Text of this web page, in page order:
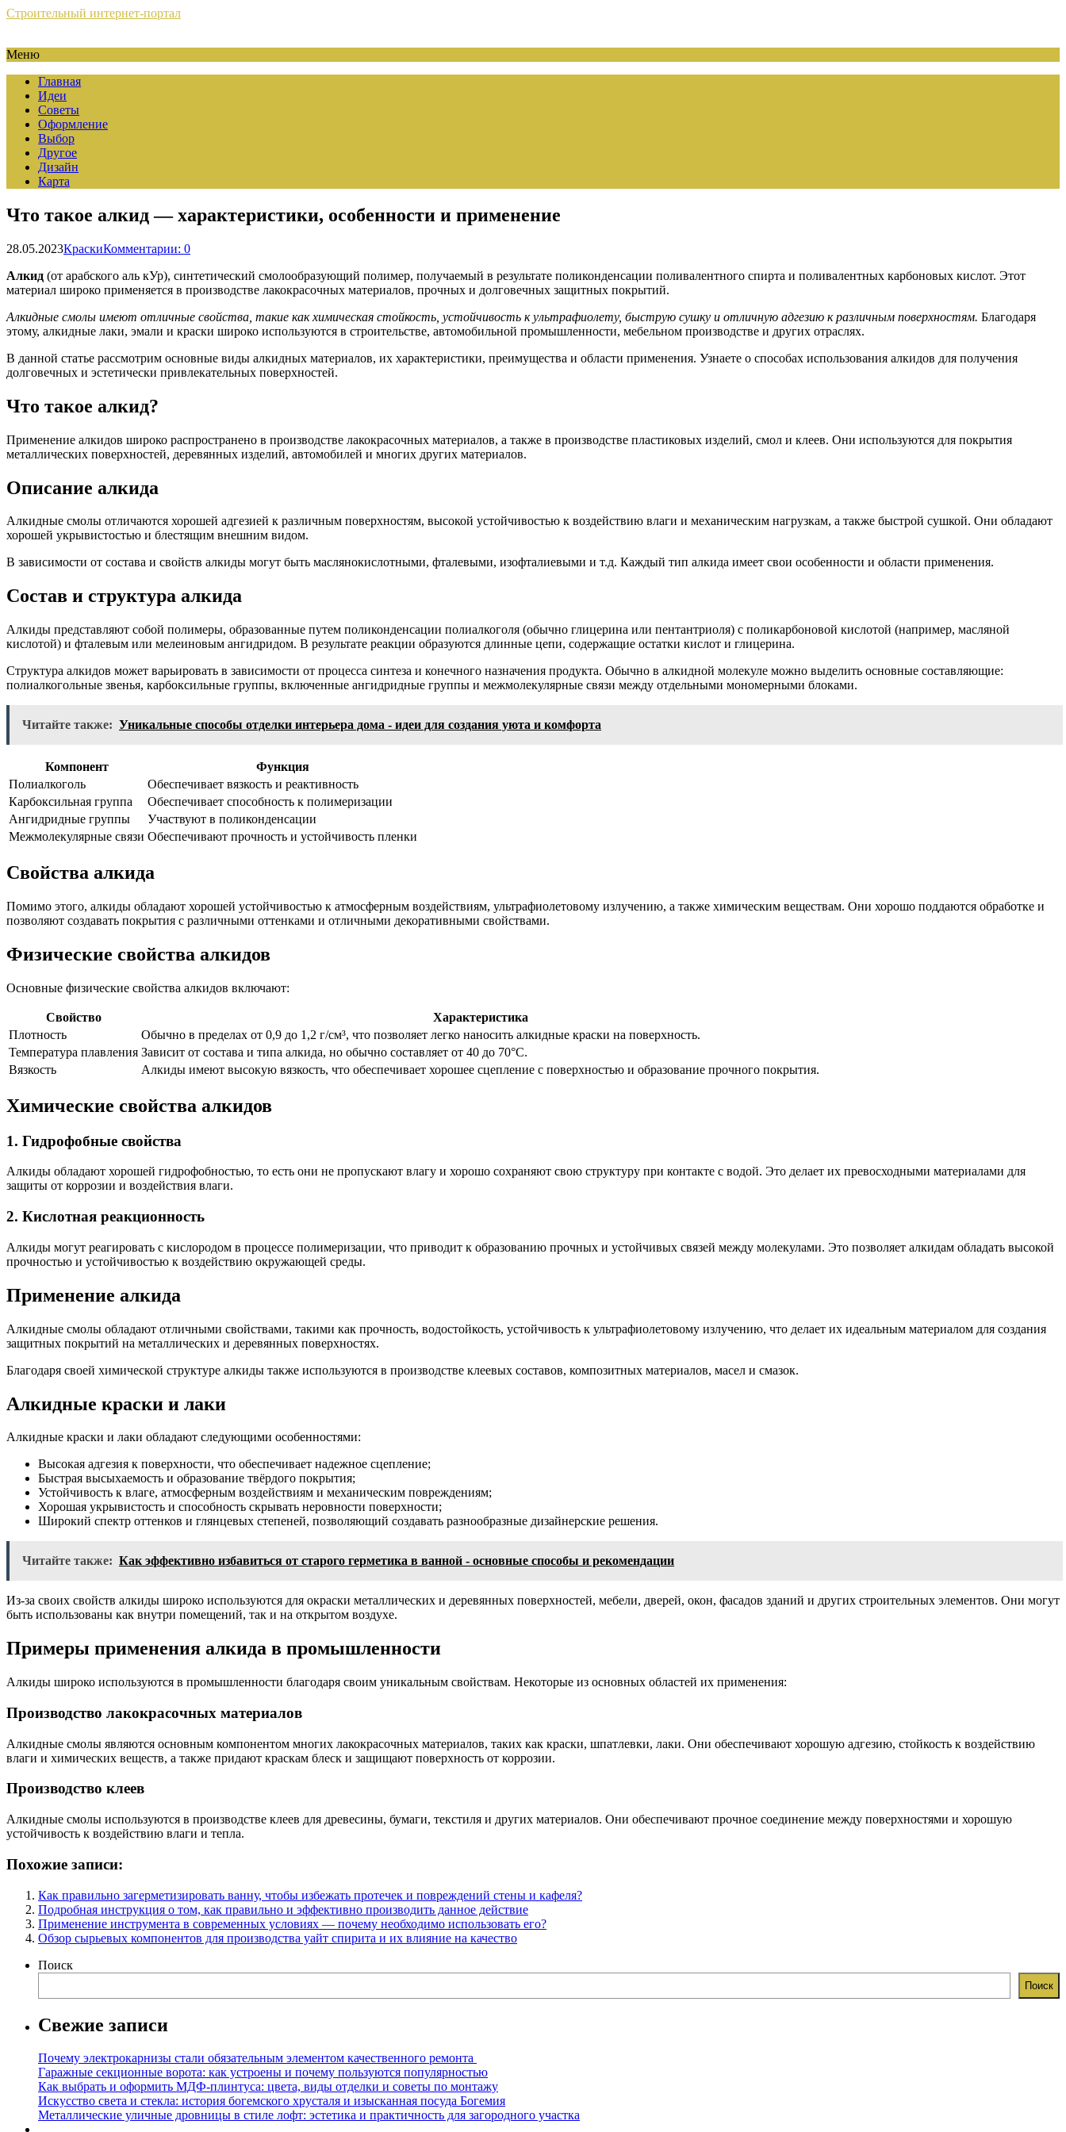
Строительный интернет-портал
Меню
Главная
Идеи
Советы
Оформление
Выбор
Другое
Дизайн
Карта
Что такое алкид — характеристики, особенности и применение
28.05.2023КраскиКомментарии: 0
Алкид (от арабского аль кУр), синтетический смолообразующий полимер, получаемый в результате поликонденсации поливалентного спирта и поливалентных карбоновых кислот. Этот
материал широко применяется в производстве лакокрасочных материалов, прочных и долговечных защитных покрытий.
Алкидные смолы имеют отличные свойства, такие как химическая стойкость, устойчивость к ультрафиолету, быструю сушку и отличную адгезию к различным поверхностям. Благодаря
этому, алкидные лаки, эмали и краски широко используются в строительстве, автомобильной промышленности, мебельном производстве и других отраслях.
В данной статье рассмотрим основные виды алкидных материалов, их характеристики, преимущества и области применения. Узнаете о способах использования алкидов для получения
долговечных и эстетически привлекательных поверхностей.
Что такое алкид?
Применение алкидов широко распространено в производстве лакокрасочных материалов, а также в производстве пластиковых изделий, смол и клеев. Они используются для покрытия
металлических поверхностей, деревянных изделий, автомобилей и многих других материалов.
Описание алкида
Алкидные смолы отличаются хорошей адгезией к различным поверхностям, высокой устойчивостью к воздействию влаги и механическим нагрузкам, а также быстрой сушкой. Они обладают
хорошей укрывистостью и блестящим внешним видом.
В зависимости от состава и свойств алкиды могут быть маслянокислотными, фталевыми, изофталиевыми и т.д. Каждый тип алкида имеет свои особенности и области применения.
Состав и структура алкида
Алкиды представляют собой полимеры, образованные путем поликонденсации полиалкоголя (обычно глицерина или пентантриоля) с поликарбоновой кислотой (например, масляной
кислотой) и фталевым или мелеиновым ангидридом. В результате реакции образуются длинные цепи, содержащие остатки кислот и глицерина.
Структура алкидов может варьировать в зависимости от процесса синтеза и конечного назначения продукта. Обычно в алкидной молекуле можно выделить основные составляющие:
полиалкогольные звенья, карбоксильные группы, включенные ангидридные группы и межмолекулярные связи между отдельными мономерными блоками.
Читайте также: Уникальные способы отделки интерьера дома - идеи для создания уюта и комфорта
Компонент
Функция
Полиалкоголь
Обеспечивает вязкость и реактивность
Карбоксильная группа
Обеспечивает способность к полимеризации
Ангидридные группы
Участвуют в поликонденсации
Межмолекулярные связи Обеспечивают прочность и устойчивость пленки
Свойства алкида
Помимо этого, алкиды обладают хорошей устойчивостью к атмосферным воздействиям, ультрафиолетовому излучению, а также химическим веществам. Они хорошо поддаются обработке и
позволяют создавать покрытия с различными оттенками и отличными декоративными свойствами.
Физические свойства алкидов
Основные физические свойства алкидов включают:
Свойство
Характеристика
Плотность
Обычно в пределах от 0,9 до 1,2 г/см³, что позволяет легко наносить алкидные краски на поверхность.
Температура плавления Зависит от состава и типа алкида, но обычно составляет от 40 до 70°C.
Вязкость
Алкиды имеют высокую вязкость, что обеспечивает хорошее сцепление с поверхностью и образование прочного покрытия.
Химические свойства алкидов
1. Гидрофобные свойства
Алкиды обладают хорошей гидрофобностью, то есть они не пропускают влагу и хорошо сохраняют свою структуру при контакте с водой. Это делает их превосходными материалами для
защиты от коррозии и воздействия влаги.
2. Кислотная реакционность
Алкиды могут реагировать с кислородом в процессе полимеризации, что приводит к образованию прочных и устойчивых связей между молекулами. Это позволяет алкидам обладать высокой
прочностью и устойчивостью к воздействию окружающей среды.
Применение алкида
Алкидные смолы обладают отличными свойствами, такими как прочность, водостойкость, устойчивость к ультрафиолетовому излучению, что делает их идеальным материалом для создания
защитных покрытий на металлических и деревянных поверхностях.
Благодаря своей химической структуре алкиды также используются в производстве клеевых составов, композитных материалов, масел и смазок.
Алкидные краски и лаки
Алкидные краски и лаки обладают следующими особенностями:
Высокая адгезия к поверхности, что обеспечивает надежное сцепление;
Быстрая высыхаемость и образование твёрдого покрытия;
Устойчивость к влаге, атмосферным воздействиям и механическим повреждениям;
Хорошая укрывистость и способность скрывать неровности поверхности;
Широкий спектр оттенков и глянцевых степеней, позволяющий создавать разнообразные дизайнерские решения.
Читайте также: Как эффективно избавиться от старого герметика в ванной - основные способы и рекомендации
Из-за своих свойств алкиды широко используются для окраски металлических и деревянных поверхностей, мебели, дверей, окон, фасадов зданий и других строительных элементов. Они могут
быть использованы как внутри помещений, так и на открытом воздухе.
Примеры применения алкида в промышленности
Алкиды широко используются в промышленности благодаря своим уникальным свойствам. Некоторые из основных областей их применения:
Производство лакокрасочных материалов
Алкидные смолы являются основным компонентом многих лакокрасочных материалов, таких как краски, шпатлевки, лаки. Они обеспечивают хорошую адгезию, стойкость к воздействию
влаги и химических веществ, а также придают краскам блеск и защищают поверхность от коррозии.
Производство клеев
Алкидные смолы используются в производстве клеев для древесины, бумаги, текстиля и других материалов. Они обеспечивают прочное соединение между поверхностями и хорошую
устойчивость к воздействию влаги и тепла.
Похожие записи:
Как правильно загерметизировать ванну, чтобы избежать протечек и повреждений стены и кафеля?
Подробная инструкция о том, как правильно и эффективно производить данное действие
Применение инструмента в современных условиях — почему необходимо использовать его?
Обзор сырьевых компонентов для производства уайт спирита и их влияние на качество
Поиск
Поиск
Свежие записи
Почему электрокарнизы стали обязательным элементом качественного ремонта
Гаражные секционные ворота: как устроены и почему пользуются популярностью
Как выбрать и оформить МДФ-плинтуса: цвета, виды отделки и советы по монтажу
Искусство света и стекла: история богемского хрусталя и изысканная посуда Богемия
Металлические уличные дровницы в стиле лофт: эстетика и практичность для загородного участка